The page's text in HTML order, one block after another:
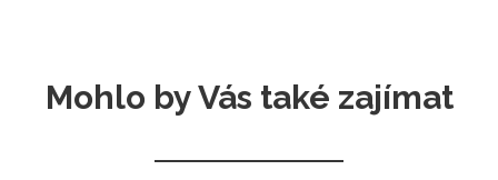
Mohlo by Vás také zajímat